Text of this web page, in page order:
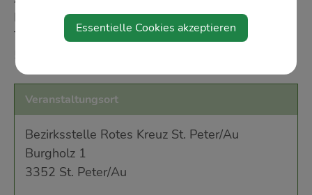
Kreuz-Bezirksstelle St. Peter/Au. Alle Infos zur
Team Österreich Tafel erhalten Sie unter 059 144
51 840.
Veranstaltungsort
Bezirksstelle Rotes Kreuz St. Peter/Au
Burgholz 1
3352 St. Peter/Au
Essentielle Cookies akzeptieren